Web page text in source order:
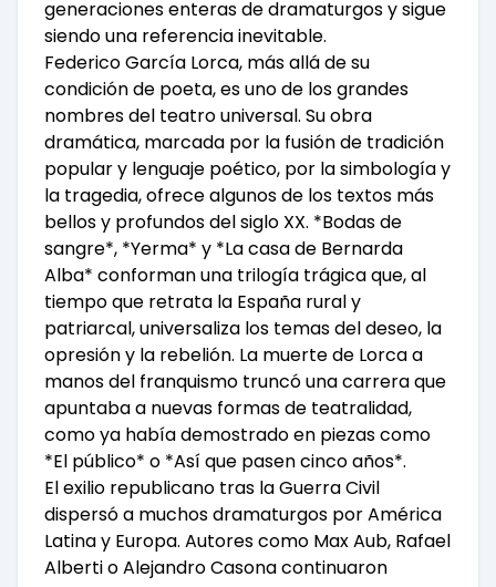
generaciones enteras de dramaturgos y sigue
siendo una referencia inevitable.
Federico García Lorca, más allá de su
condición de poeta, es uno de los grandes
nombres del teatro universal. Su obra
dramática, marcada por la fusión de tradición
popular y lenguaje poético, por la simbología y
la tragedia, ofrece algunos de los textos más
bellos y profundos del siglo XX. *Bodas de
sangre*, *Yerma* y *La casa de Bernarda
Alba* conforman una trilogía trágica que, al
tiempo que retrata la España rural y
patriarcal, universaliza los temas del deseo, la
opresión y la rebelión. La muerte de Lorca a
manos del franquismo truncó una carrera que
apuntaba a nuevas formas de teatralidad,
como ya había demostrado en piezas como
*El público* o *Así que pasen cinco años*.
El exilio republicano tras la Guerra Civil
dispersó a muchos dramaturgos por América
Latina y Europa. Autores como Max Aub, Rafael
Alberti o Alejandro Casona continuaron